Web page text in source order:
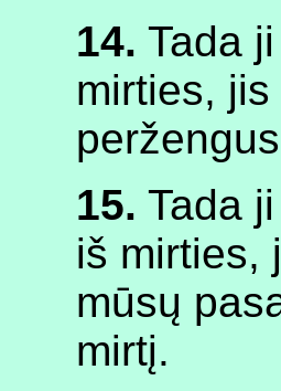
14. Tada
mirties,
15. Tada
iš mirties,
mūsų
mirtį.